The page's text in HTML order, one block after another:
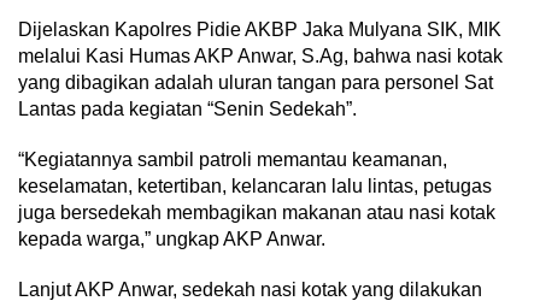
Dijelaskan Kapolres Pidie AKBP Jaka Mulyana SIK, MIK
melalui Kasi Humas AKP Anwar, S.Ag, bahwa nasi kotak
yang dibagikan adalah uluran tangan para personel Sat
Lantas pada kegiatan “Senin Sedekah”.
“Kegiatannya sambil patroli memantau keamanan,
keselamatan, ketertiban, kelancaran lalu lintas, petugas
juga bersedekah membagikan makanan atau nasi kotak
kepada warga,” ungkap AKP Anwar.
Lanjut AKP Anwar, sedekah nasi kotak yang dilakukan